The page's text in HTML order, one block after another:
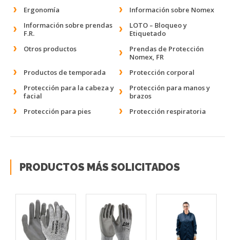
Ergonomía
Información sobre Nomex
Información sobre prendas
F.R.
LOTO – Bloqueo y
Etiquetado
Otros productos
Prendas de Protección
Nomex, FR
Productos de temporada
Protección corporal
Protección para la cabeza y
facial
Protección para manos y
brazos
Protección para pies
Protección respiratoria
PRODUCTOS MÁS SOLICITADOS